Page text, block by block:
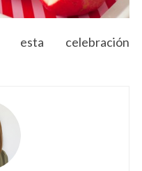
celebración